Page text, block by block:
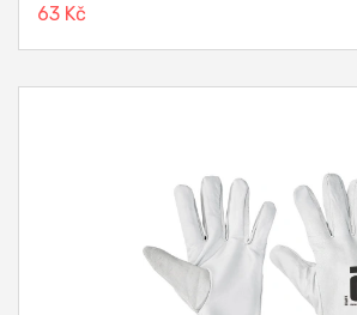
63 Kč